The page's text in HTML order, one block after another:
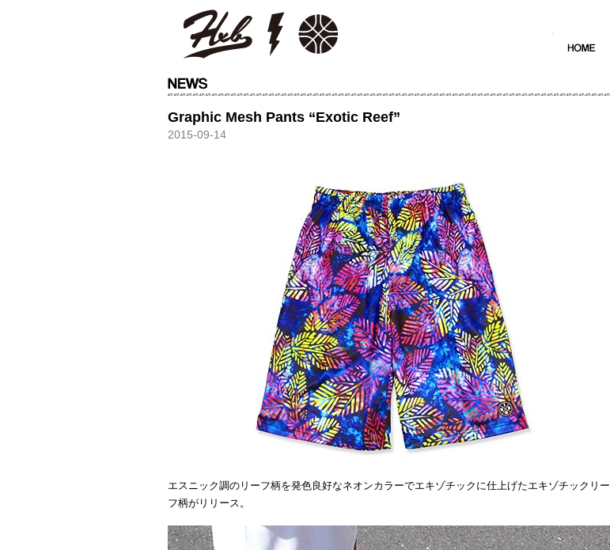
Graphic Mesh Pants “Exotic Reef”
2015-09-14
エスニック調のリーフ柄を発色良好なネオンカラーでエキゾチックに仕上げたエキゾチックリー
フ柄がリリース。